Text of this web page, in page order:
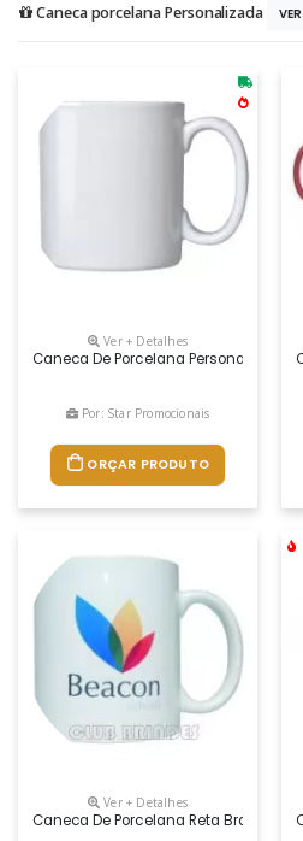
Caneca porcelana Personalizada
Ver + Detalhes
Caneca De Porcelana Personalizada
Por: Star Promocionais
ORÇAR PRODUTO
Ver + Detalhes
Caneca De Porcelana Reta Branca